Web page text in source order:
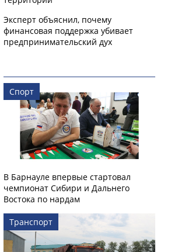
Эксперт объяснил, почему
финансовая поддержка убивает
предпринимательский дух
Спорт
В Барнауле впервые стартовал
чемпионат Сибири и Дальнего
Востока по нардам
Транспорт